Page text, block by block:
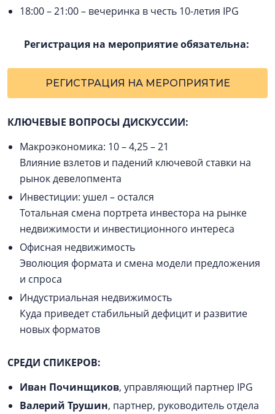
18:00 – 21:00 – вечеринка в честь 10-летия IPG
Регистрация на мероприятие обязательна:
РЕГИСТРАЦИЯ НА МЕРОПРИЯТИЕ
КЛЮЧЕВЫЕ ВОПРОСЫ ДИСКУССИИ:
Макроэкономика: 10 – 4,25 – 21
Влияние взлетов и падений ключевой ставки на
рынок девелопмента
Инвестиции: ушел – остался
Тотальная смена портрета инвестора на рынке
недвижимости и инвестиционного интереса
Офисная недвижимость
Эволюция формата и смена модели предложения
и спроса
Индустриальная недвижимость
Куда приведет стабильный дефицит и развитие
новых форматов
СРЕДИ СПИКЕРОВ:
Иван Починщиков, управляющий партнер IPG
Валерий Трушин, партнер, руководитель отдела